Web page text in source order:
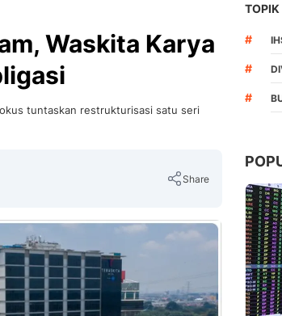
Waskita Karya
tuntaskan restrukturisasi satu seri
Share
TOPIK
#
#
#